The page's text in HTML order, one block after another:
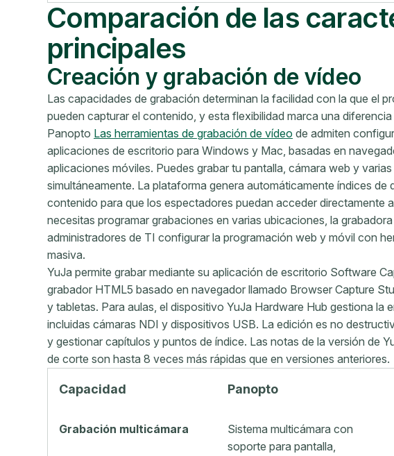
Comparación de las
principales
Creación y grabación de vídeo
Las capacidades de grabación determinan la facilidad con la que el
pueden capturar el contenido, y esta flexibilidad marca una
Panopto Las herramientas de grabación de vídeo de admiten
aplicaciones de escritorio para Windows y Mac, basadas en
aplicaciones móviles. Puedes grabar tu pantalla, cámara web y
simultáneamente. La plataforma genera automáticamente índices de
contenido para que los espectadores puedan acceder directamente
necesitas programar grabaciones en varias ubicaciones, la
administradores de TI configurar la programación web y móvil con
masiva.
YuJa permite grabar mediante su aplicación de escritorio Software
grabador HTML5 basado en navegador llamado Browser Capture
y tabletas. Para aulas, el dispositivo YuJa Hardware Hub gestiona la
incluidas cámaras NDI y dispositivos USB. La edición es no
y gestionar capítulos y puntos de índice. Las notas de la versión de
de corte son hasta 8 veces más rápidas que en versiones anteriores.
Capacidad Panopto
Grabación multicámara
Sistema multicámara con
soporte para pantalla,